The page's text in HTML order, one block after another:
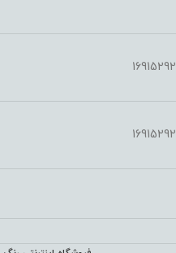
16915292
16915292